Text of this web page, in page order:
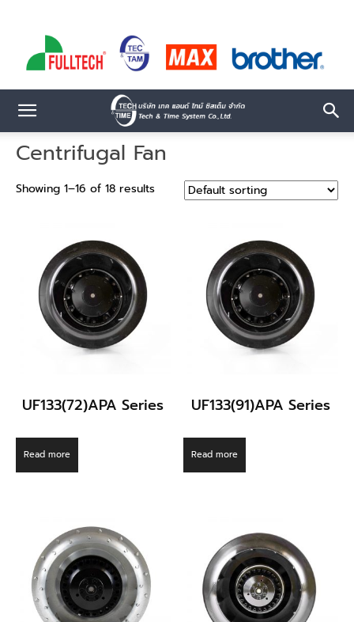
Centrifugal Fan
Showing 1–16 of 18 results
UF133(72)APA Series
Read more
UF133(91)APA Series
Read more